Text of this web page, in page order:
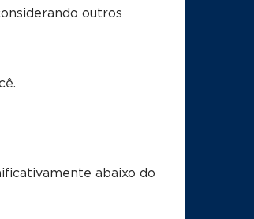
outros
abaixo do